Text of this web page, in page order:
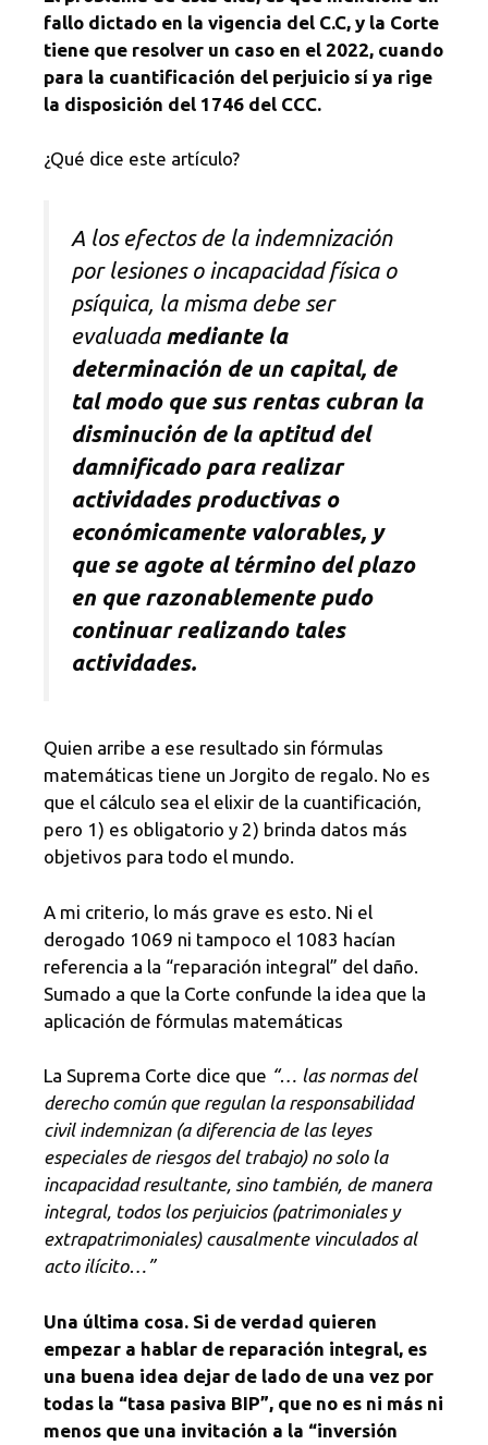
fallo dictado en la vigencia del C.C, y la Corte
tiene que resolver un caso en el 2022, cuando
para la cuantificación del perjuicio sí ya rige
la disposición del 1746 del CCC.
¿Qué dice este artículo?
A los efectos de la indemnización
por lesiones o incapacidad física o
psíquica, la misma debe ser
evaluada mediante la
determinación de un capital, de
tal modo que sus rentas cubran la
disminución de la aptitud del
damnificado para realizar
actividades productivas o
económicamente valorables, y
que se agote al término del plazo
en que razonablemente pudo
continuar realizando tales
actividades.
Quien arribe a ese resultado sin fórmulas
matemáticas tiene un Jorgito de regalo. No es
que el cálculo sea el elixir de la cuantificación,
pero 1) es obligatorio y 2) brinda datos más
objetivos para todo el mundo.
A mi criterio, lo más grave es esto. Ni el
derogado 1069 ni tampoco el 1083 hacían
referencia a la “reparación integral” del daño.
Sumado a que la Corte confunde la idea que la
aplicación de fórmulas matemáticas
La Suprema Corte dice que “… las normas del
derecho común que regulan la responsabilidad
civil indemnizan (a diferencia de las leyes
especiales de riesgos del trabajo) no solo la
incapacidad resultante, sino también, de manera
integral, todos los perjuicios (patrimoniales y
extrapatrimoniales) causalmente vinculados al
acto ilícito…”
Una última cosa. Si de verdad quieren
empezar a hablar de reparación integral, es
una buena idea dejar de lado de una vez por
todas la “tasa pasiva BIP”, que no es ni más ni
menos que una invitación a la “inversión